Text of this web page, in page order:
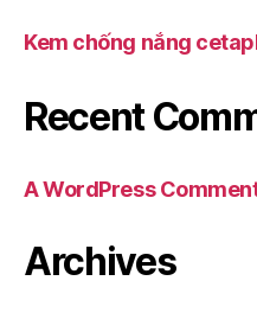
Kem chống nắng
Recent
A WordPress
Archives